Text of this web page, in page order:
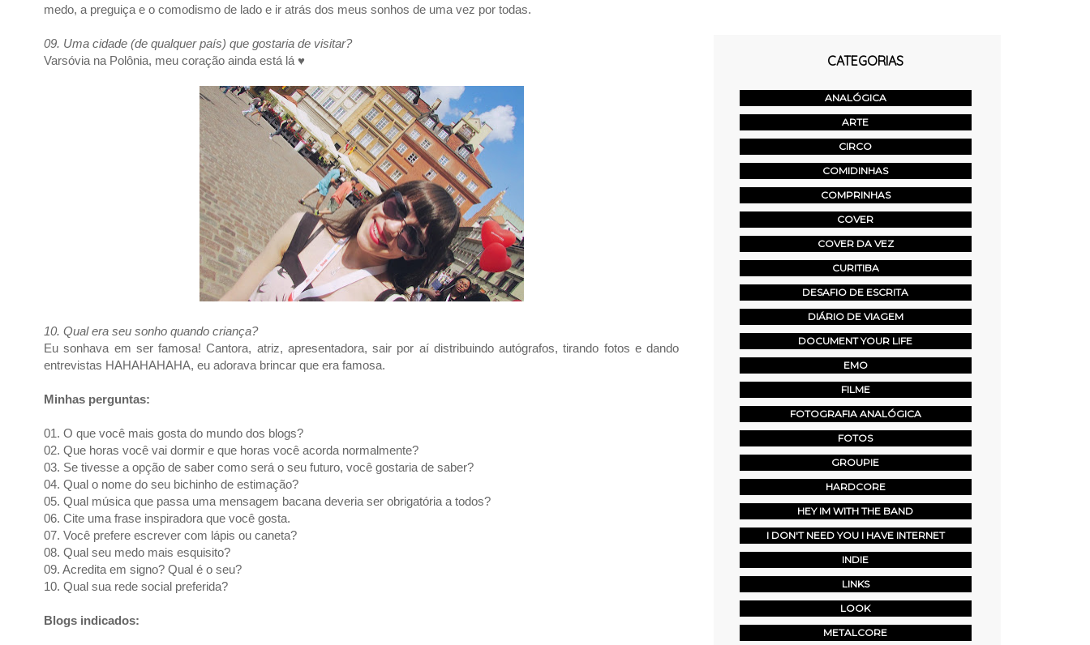
medo, a preguiça e o comodismo de lado e ir atrás dos meus sonhos de uma vez por todas.
09. Uma cidade (de qualquer país) que gostaria de visitar?
Varsóvia na Polônia, meu coração ainda está lá ♥
10. Qual era seu sonho quando criança?
Eu sonhava em ser famosa! Cantora, atriz, apresentadora, sair por aí distribuindo autógrafos, tirando fotos e dando
entrevistas HAHAHAHAHA, eu adorava brincar que era famosa.
Minhas perguntas:
01. O que você mais gosta do mundo dos blogs?
02. Que horas você vai dormir e que horas você acorda normalmente?
03. Se tivesse a opção de saber como será o seu futuro, você gostaria de saber?
04. Qual o nome do seu bichinho de estimação?
05. Qual música que passa uma mensagem bacana deveria ser obrigatória a todos?
06. Cite uma frase inspiradora que você gosta.
07. Você prefere escrever com lápis ou caneta?
08. Qual seu medo mais esquisito?
09. Acredita em signo? Qual é o seu?
10. Qual sua rede social preferida?
Blogs indicados:
CATEGORIAS
ANALÓGICA
ARTE
CIRCO
COMIDINHAS
COMPRINHAS
COVER
COVER DA VEZ
CURITIBA
DESAFIO DE ESCRITA
DIÁRIO DE VIAGEM
DOCUMENT YOUR LIFE
EMO
FILME
FOTOGRAFIA ANALÓGICA
FOTOS
GROUPIE
HARDCORE
HEY IM WITH THE BAND
I DON'T NEED YOU I HAVE INTERNET
INDIE
LINKS
LOOK
METALCORE